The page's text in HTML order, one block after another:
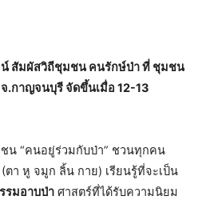
น์ สัมผัสวิถีชุมชน คนรักษ์ป่า ที่ ชุมชน
.กาญจนบุรี จัดขึ้นเมื่อ 12-13
น “คนอยู่ร่วมกับป่า” ชวนทุกคน
ตา หู จมูก ลิ้น กาย) เรียนรู้ที่จะเป็น
รมอาบป่า ศาสตร์ที่ได้รับความนิยม